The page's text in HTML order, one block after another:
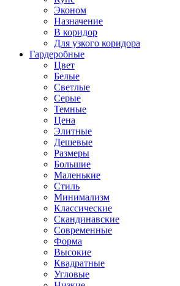
Эконом
Назначение
В коридор
Для узкого коридора
Гардеробные
Цвет
Белые
Светлые
Серые
Темные
Цена
Элитные
Дешевые
Размеры
Большие
Маленькие
Стиль
Минимализм
Классические
Скандинавские
Современные
Форма
Высокие
Квадратные
Угловые